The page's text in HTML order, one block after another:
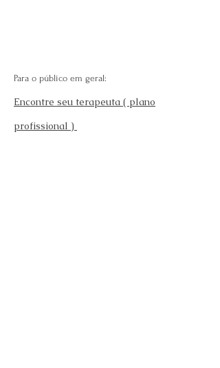
Para o público em geral:
Encontre seu terapeuta ( plano
profissional )